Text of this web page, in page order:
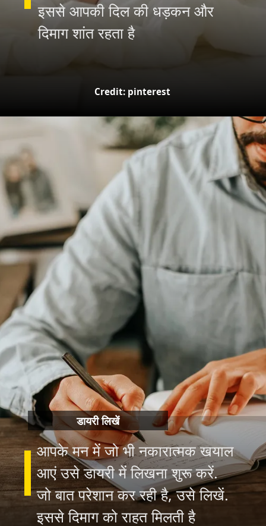
इससे आपकी दिल की धड़कन और
दिमाग शांत रहता है
Credit: pinterest
आपके मन में जो भी नकारात्मक खयाल
आएं उसे डायरी में लिखना शुरू करें.
जो बात परेशान कर रही है, उसे लिखें.
इससे दिमाग को राहत मिलती है
डायरी लिखें